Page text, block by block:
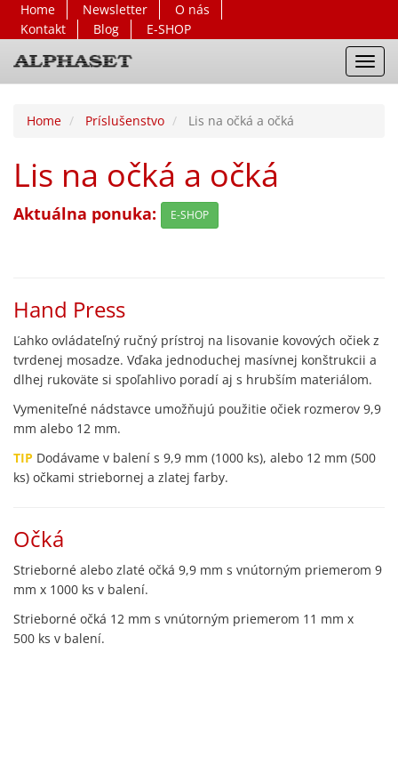
Home Newsletter
O nás
Kontakt
Blog E-SHOP
Home Príslušenstvo Lis na očká a očká
Lis na očká a očká
Aktuálna ponuka: E-SHOP
Hand Press
Ľahko ovládateľný ručný prístroj na lisovanie kovových očiek z
tvrdenej mosadze. Vďaka jednoduchej masívnej konštrukcii a
dlhej rukoväte si spoľahlivo poradí aj s hrubším materiálom.
Vymeniteľné nádstavce umožňujú použitie očiek rozmerov 9,9
mm alebo 12 mm.
TIP Dodávame v balení s 9,9 mm (1000 ks), alebo 12 mm (500
ks) očkami striebornej a zlatej farby.
Očká
Strieborné alebo zlaté očká 9,9 mm s vnútorným priemerom 9
mm x 1000 ks v balení.
Strieborné očká 12 mm s vnútorným priemerom 11 mm x
500 ks v balení.